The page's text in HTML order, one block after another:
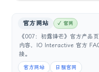
官方网站 ✓ 官网
《007：初露锋芒》官方产品
内容，IO Interactive 官方
接。
官方网站 日服官网